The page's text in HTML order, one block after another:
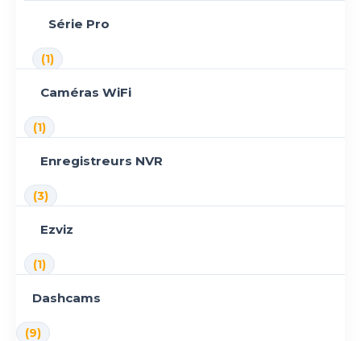
Série Pro
(1)
Caméras WiFi
(1)
Enregistreurs NVR
(3)
Ezviz
(1)
Dashcams
(9)